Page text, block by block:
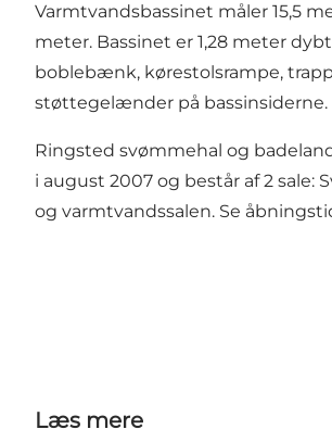
Varmtvandsbassinet måler 15,5
meter. Bassinet er 1,28 meter
boblebænk, kørestolsrampe,
støttegelænder på bassinsiderne.
Ringsted svømmehal og
i august 2007 og består af 2 sale:
og varmtvandssalen. Se
Læs mere